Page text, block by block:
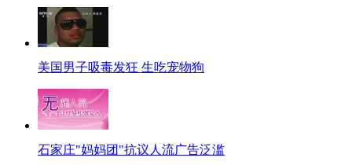
美国男子吸毒发狂 生吃宠物狗
石家庄"妈妈团"抗议人流广告泛滥